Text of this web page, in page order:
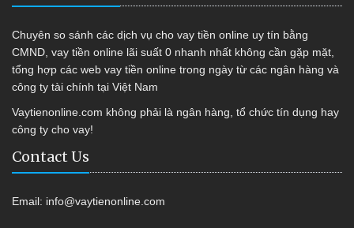
Chuyên so sánh các dịch vụ cho vay tiền online uy tín bằng
CMND, vay tiền online lãi suất 0 nhanh nhất không cần gặp mặt,
tổng hợp các web vay tiền online trong ngày từ các ngân hàng và
công ty tài chính tại Việt Nam
Vaytienonline.com không phải là ngân hàng, tổ chức tín dụng hay
công ty cho vay!
Contact Us
Email: info@vaytienonline.com